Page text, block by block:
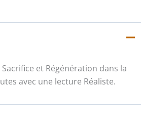
et Régénération dans la
avec une lecture Réaliste.